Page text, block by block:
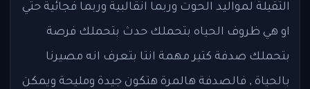
التقيلة لمواليد الحوت وربما انقالبية وربما فجائية حتي
او هي ظروف الحياه بتحملك حدث بتحملك فرصة
بتحملك صدفة كتير مهمة انتا بتعرف انه مصيرنا
بالحياة , فالصدفة هالمرة هتكون جيدة ومليحة ويمكن